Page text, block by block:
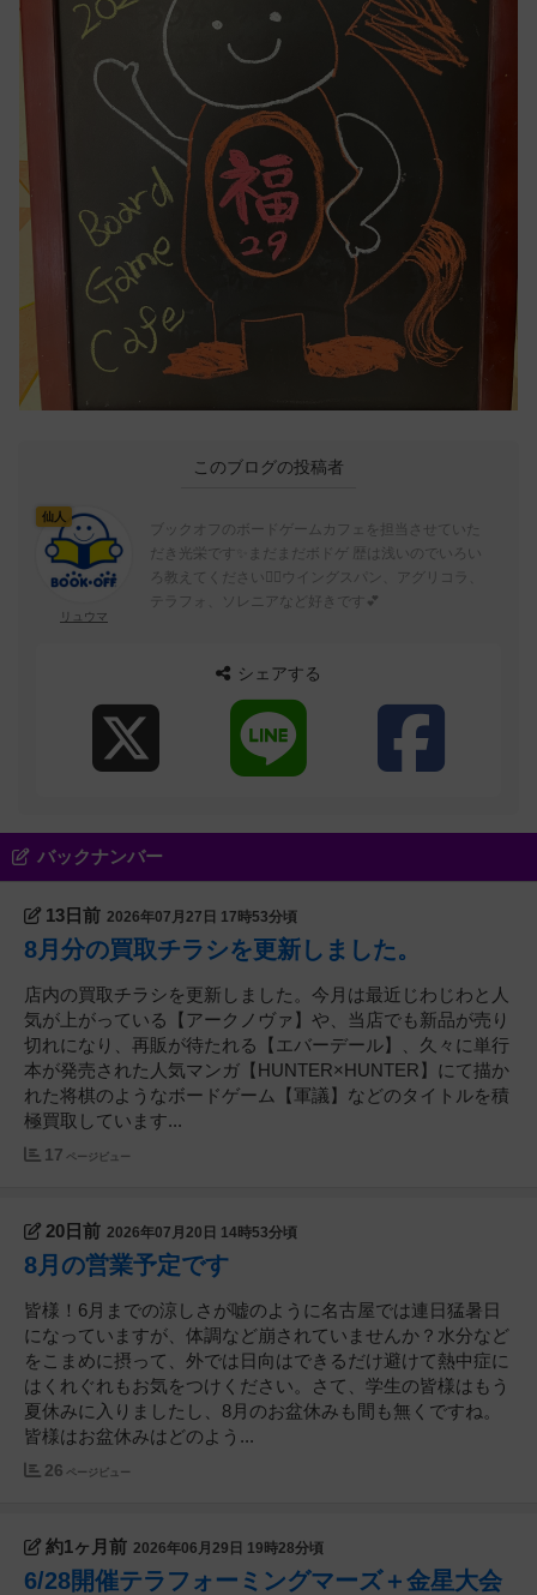
このブログの投稿者
仙人
リュウマ
ブックオフのボードゲームカフェを担当させていた
だき光栄です✨まだまだボドゲ 歴は浅いのでいろい
ろ教えてください🙇‍♀️ウイングスパン、アグリコラ、
テラフォ、ソレニアなど好きです💕
シェアする
バックナンバー
13日前 2026年07月27日 17時53分頃
8月分の買取チラシを更新しました。
店内の買取チラシを更新しました。今月は最近じわじわと人
気が上がっている【アークノヴァ】や、当店でも新品が売り
切れになり、再販が待たれる【エバーデール】、久々に単行
本が発売された人気マンガ【HUNTER×HUNTER】にて描か
れた将棋のようなボードゲーム【軍議】などのタイトルを積
極買取しています...
17 ページビュー
20日前 2026年07月20日 14時53分頃
8月の営業予定です
皆様！6月までの涼しさが嘘のように名古屋では連日猛暑日
になっていますが、体調など崩されていませんか？水分など
をこまめに摂って、外では日向はできるだけ避けて熱中症に
はくれぐれもお気をつけください。さて、学生の皆様はもう
夏休みに入りましたし、8月のお盆休みも間も無くですね。
皆様はお盆休みはどのよう...
26 ページビュー
約1ヶ月前 2026年06月29日 19時28分頃
6/28開催テラフォーミングマーズ＋金星大会